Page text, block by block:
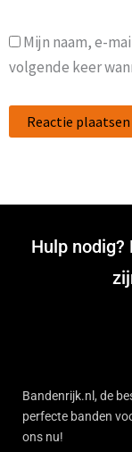
Mijn naam, e-
volgende keer
Hulp
Bandenrijk.nl, de
perfecte banden
ons nu!